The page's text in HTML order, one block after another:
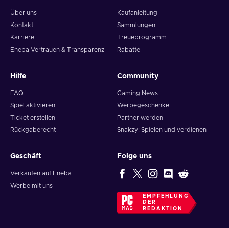
Über uns
Kontakt
Karriere
Eneba Vertrauen & Transparenz
Kaufanleitung
Sammlungen
Treueprogramm
Rabatte
Hilfe
FAQ
Spiel aktivieren
Ticket erstellen
Rückgaberecht
Community
Gaming News
Werbegeschenke
Partner werden
Snakzy: Spielen und verdienen
Geschäft
Verkaufen auf Eneba
Werbe mit uns
Folge uns
EMPFEHLUNG
DER
REDAKTION